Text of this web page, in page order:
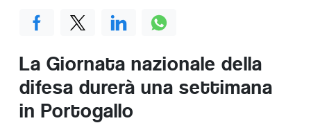
La Giornata nazionale della
difesa durerà una settimana
in Portogallo